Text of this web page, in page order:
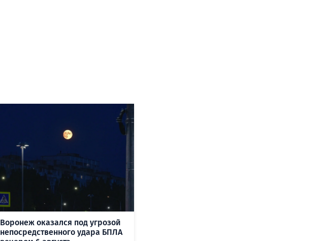
Воронеж оказался под угрозой
непосредственного удара БПЛА